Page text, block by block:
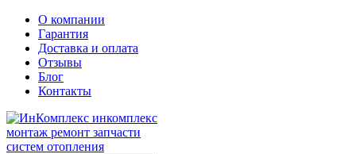
О компании
Гарантия
Доставка и оплата
Отзывы
Блог
Контакты
инкомплекс
монтаж ремонт запчасти
систем отопления